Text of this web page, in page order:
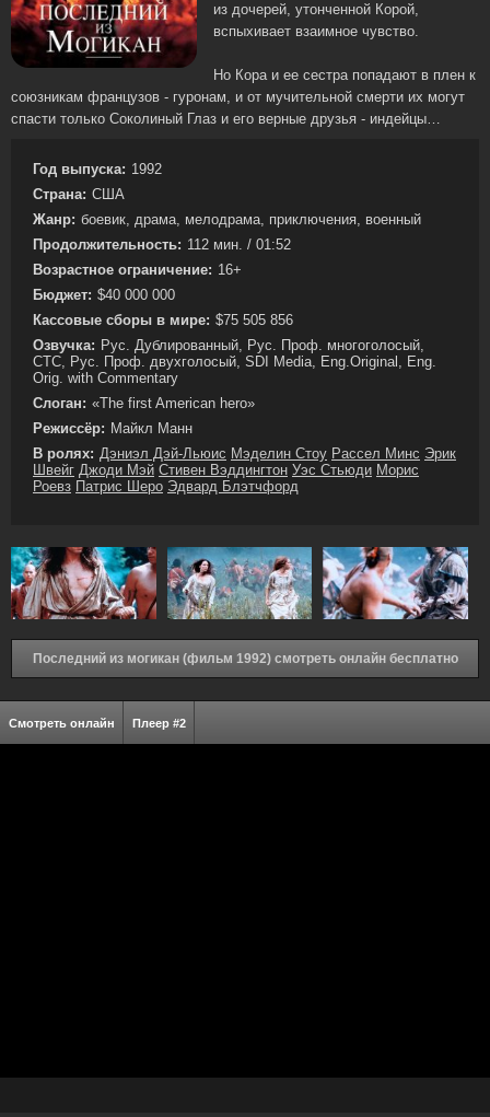
из дочерей, утонченной Корой,
вспыхивает взаимное чувство.
Но Кора и ее сестра попадают в плен к
союзникам французов - гуронам, и от мучительной смерти их могут
спасти только Соколиный Глаз и его верные друзья - индейцы…
Год выпуска: 1992
Страна: США
Жанр: боевик, драма, мелодрама, приключения, военный
Продолжительность: 112 мин. / 01:52
Возрастное ограничение: 16+
Бюджет: $40 000 000
Кассовые сборы в мире: $75 505 856
Озвучка: Рус. Дублированный, Рус. Проф. многоголосый,
СТС, Рус. Проф. двухголосый, SDI Media, Eng.Original, Eng.
Orig. with Commentary
Слоган: «The first American hero»
Режиссёр: Майкл Манн
В ролях: Дэниэл Дэй-Льюис Мэделин Стоу Рассел Минс Эрик
Швейг Джоди Мэй Стивен Вэддингтон Уэс Стьюди Морис
Роевз Патрис Шеро Эдвард Блэтчфорд
Последний из могикан (фильм 1992) смотреть онлайн бесплатно
Смотреть онлайн Плеер #2